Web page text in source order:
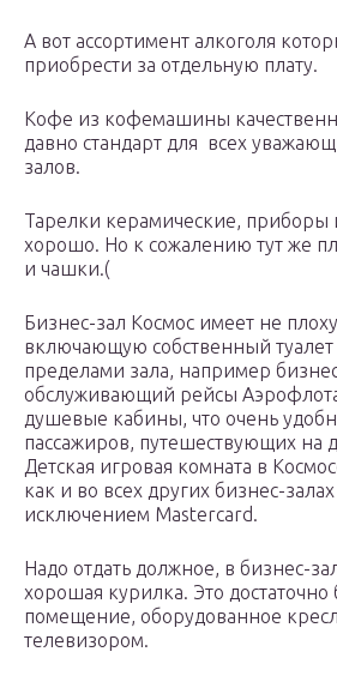
А вот ассортимент алкоголя
приобрести за отдельную плату.
Кофе из кофемашины
давно стандарт для всех
залов.
Тарелки керамические, приборы
хорошо. Но к сожалению тут же
и чашки.(
Бизнес-зал Космос имеет не
включающую собственный
пределами зала, например
обслуживающий рейсы
душевые кабины, что очень
пассажиров, путешествующих на
Детская игровая комната в
как и во всех других бизнес-
исключением Mastercard.
Надо отдать должное, в бизнес-
хорошая курилка. Это
помещение, оборудованное
телевизором.